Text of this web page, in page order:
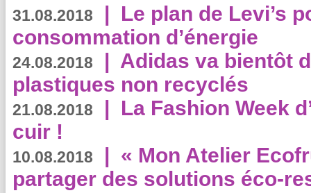
31.08.2018 | Le plan de Levi’s
consommation d’énergie
24.08.2018 | Adidas va bientôt
plastiques non recyclés
21.08.2018 | La Fashion Week
cuir !
10.08.2018 | « Mon Atelier
partager des solutions éco-